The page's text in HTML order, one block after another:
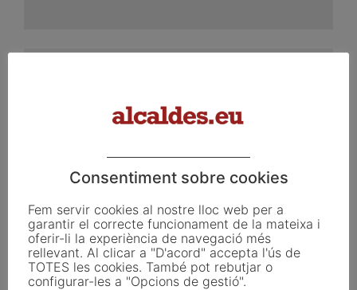
Cicle «Alcaldes i universitat» amb
Pilar Díaz, alcaldessa d’Esplugues de
Llobregat
abril 26, 2021
Consentiment sobre cookies
Fem servir cookies al nostre lloc web per a
garantir el correcte funcionament de la mateixa i
oferir-li la experiència de navegació més
rellevant. Al clicar a "D'acord" accepta l'ús de
TOTES les cookies. També pot rebutjar o
configurar-les a "Opcions de gestió".